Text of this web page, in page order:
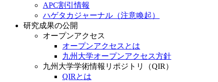
APC割引情報
ハゲタカジャーナル（注意喚起）
研究成果の公開
オープンアクセス
オープンアクセスとは
九州大学オープンアクセス方針
九州大学学術情報リポジトリ（QIR）
QIRとは